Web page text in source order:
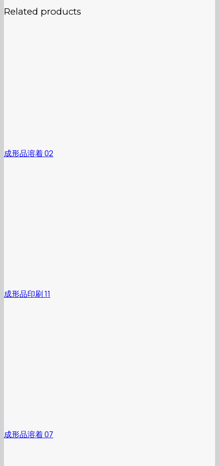
Related products
成形品溶着 02
成形品印刷 11
成形品溶着 07